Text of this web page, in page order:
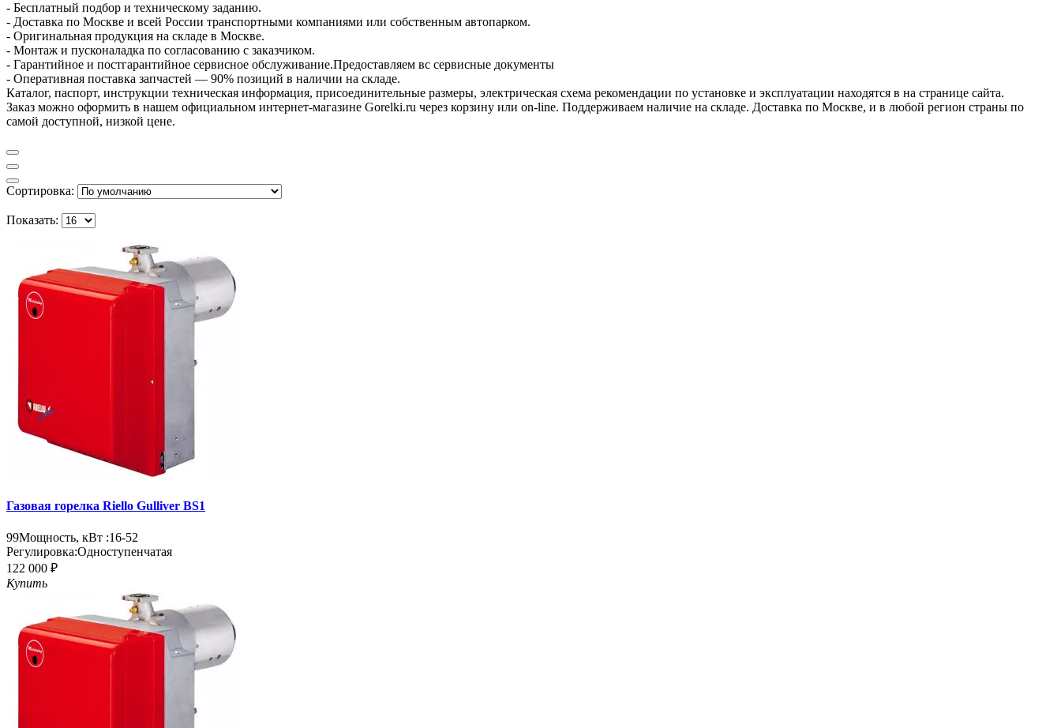
- Бесплатный подбор и техническому заданию.
- Доставка по Москве и всей России транспортными компаниями или собственным автопарком.
- Оригинальная продукция на складе в Москве.
- Монтаж и пусконаладка по согласованию с заказчиком.
- Гарантийное и постгарантийное сервисное обслуживание.Предоставляем вс сервисные документы
- Оперативная поставка запчастей — 90% позиций в наличии на складе.
Каталог, паспорт, инструкции техническая информация, присоединительные размеры, электрическая схема рекомендации по установке и эксплуатации находятся в на странице сайта.
Заказ можно оформить в нашем официальном интернет-магазине Gorelki.ru через корзину или on-line. Поддерживаем наличие на складе. Доставка по Москве, и в любой регион страны по
самой доступной, низкой цене.
Сортировка:
Показать:
Газовая горелка Riello Gulliver BS1
99Мощность, кВт :16-52
Регулировка:Одноступенчатая
122 000 ₽
Купить